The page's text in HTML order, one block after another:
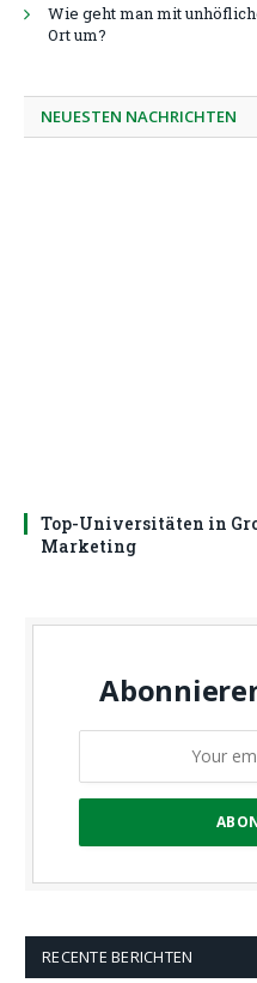
Wie geht man mit
Ort um?
NEUESTEN NACHRICHTEN
Top-Universitäten in
Marketing
RECENTE BERICHTEN